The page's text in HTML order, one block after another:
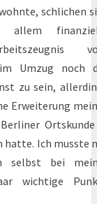
schlichen
Umzug noch
zu sein,
Erweiterung
hatte. Ich musste
selbst bei
wichtige